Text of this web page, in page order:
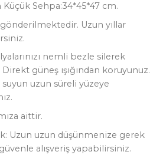
Küçük Sehpa:34*45*47 cm.
Uzun yıllar
nemli bezle silerek
güneş ışığından koruyunuz.
suyun uzun süreli yüzeye
aittir.
Uzun uzun düşünmenize gerek
alışveriş yapabilirsiniz.